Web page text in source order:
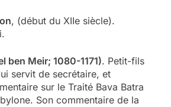
, (début du XIIe siècle).
ben Meir; 1080-1171). Petit-fils
servit de secrétaire, et
sur le Traité Bava Batra
Son commentaire de la